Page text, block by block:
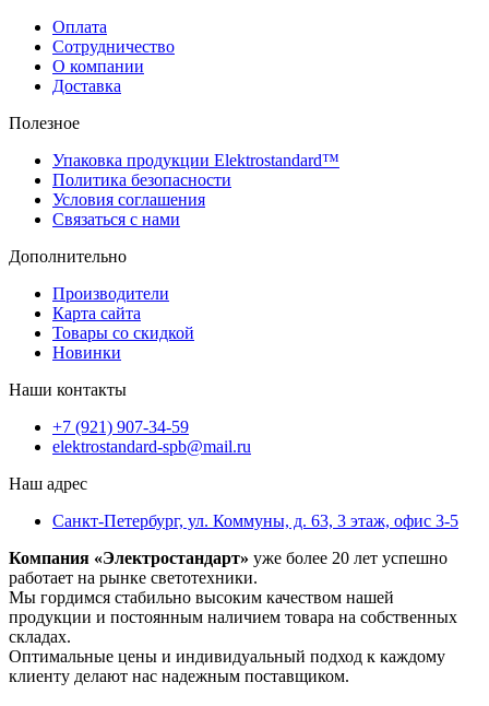
Оплата
Сотрудничество
О компании
Доставка
Полезное
Упаковка продукции Elektrostandard™
Политика безопасности
Условия соглашения
Связаться с нами
Дополнительно
Производители
Карта сайта
Товары со скидкой
Новинки
Наши контакты
+7 (921) 907-34-59
elektrostandard-spb@mail.ru
Наш адрес
Санкт-Петербург, ул. Коммуны, д. 63, 3 этаж, офис 3-5
Компания «Электростандарт» уже более 20 лет успешно
работает на рынке светотехники.
Мы гордимся стабильно высоким качеством нашей
продукции и постоянным наличием товара на собственных
складах.
Оптимальные цены и индивидуальный подход к каждому
клиенту делают нас надежным поставщиком.